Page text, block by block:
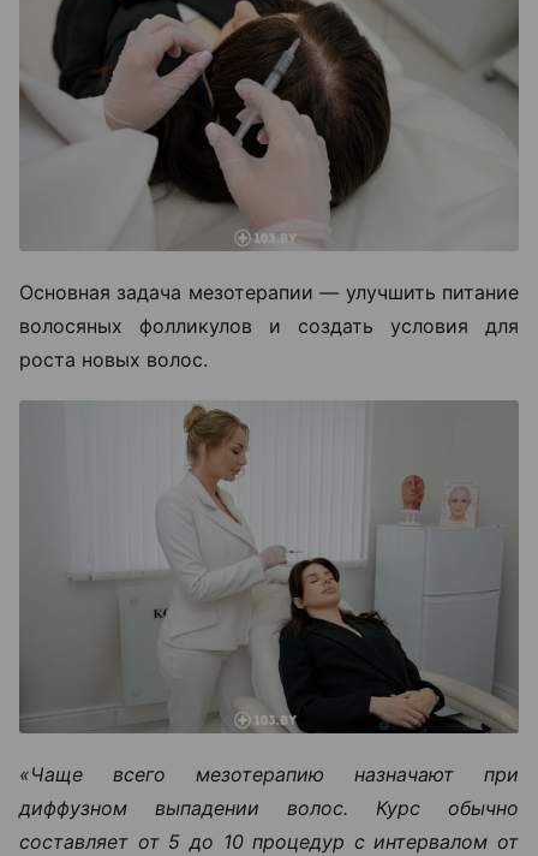
Основная задача мезотерапии — улучшить питание
волосяных фолликулов и создать условия для
роста новых волос.
«Чаще всего мезотерапию назначают при
диффузном выпадении волос. Курс обычно
составляет от 5 до 10 процедур с интервалом от